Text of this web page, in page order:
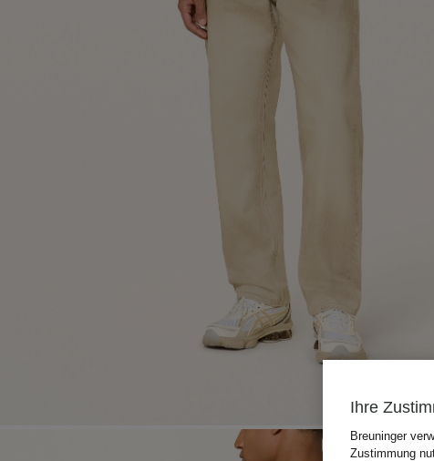
Ihre
Breuninger
Zustimmung